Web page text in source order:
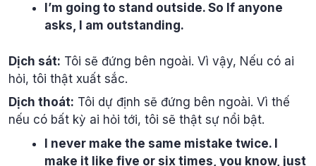
I’m going to stand outside. So If anyone
asks, I am outstanding.
Dịch sát: Tôi sẽ đứng bên ngoài. Vì vậy, Nếu có ai
hỏi, tôi thật xuất sắc.
Dịch thoát: Tôi dự định sẽ đứng bên ngoài. Vì thế
nếu có bất kỳ ai hỏi tới, tôi sẽ thật sự nổi bật.
I never make the same mistake twice. I
make it like five or six times, you know, just